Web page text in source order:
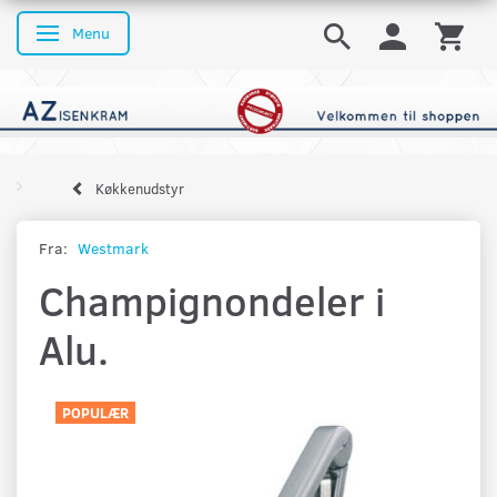
Skifte navigation
Menu
Køkkenudstyr
Fra: Westmark
Champignondeler i
Alu.
POPULÆR